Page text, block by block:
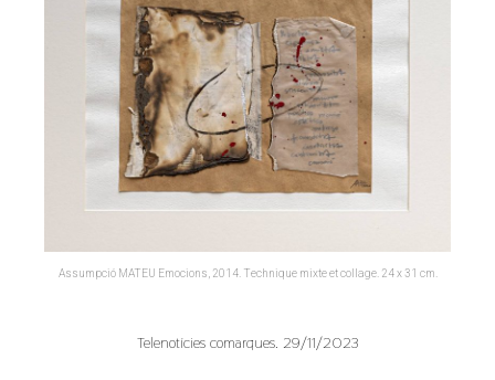
Assumpció MATEU Emocions, 2014. Technique mixte et collage. 24 x 31 cm.
Telenotícies comarques. 29/11/2023